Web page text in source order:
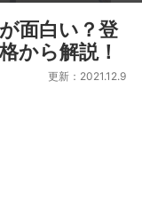
面白い？登
から解説！
更新：2021.12.9